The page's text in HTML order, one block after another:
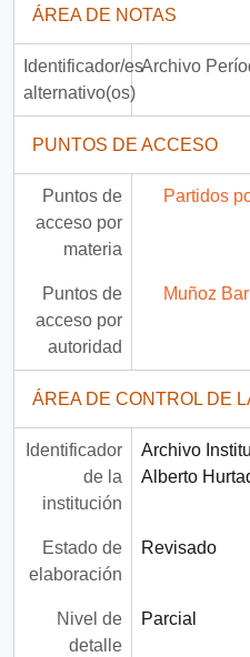
ÁREA DE NOTAS
Identificador/es
alternativo(os)
Archivo
PUNTOS DE ACCESO
Puntos de
acceso por
materia
Partidos
Puntos de
acceso por
autoridad
Muñoz
ÁREA DE CONTROL DE
Identificador
de la
institución
Archivo
Alberto
Estado de
elaboración
Revisado
Nivel de
detalle
Parcial